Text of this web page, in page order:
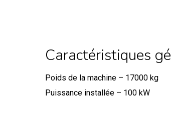
Caractéristiques
Poids de la machine – 17000 kg
Puissance installée – 100 kW